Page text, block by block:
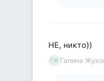
НЕ, никто))
ГЖ Галина